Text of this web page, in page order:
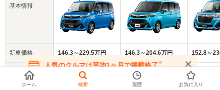
基本情報
新車価格
中古車
平均価格
146.3～229.5万円
128.6万円
146.3～204.6万円
98万円
152.8～
98.1万円
人気のクルマは平均1ヶ月で掲載終了※
在庫が無くなる前にお問い合わせください
ホーム 検索 履歴 お気に入り